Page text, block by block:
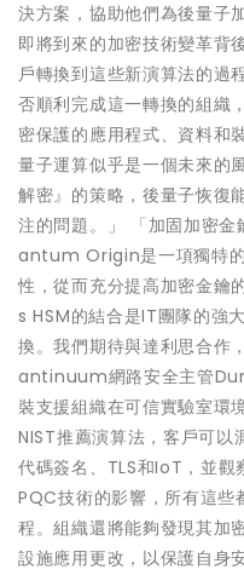
決方案，協助他們為後量子
即將到來的加密技術變革背
戶轉換到這些新演算法的過
否順利完成這一轉換的組織
密保護的應用程式、資料和
量子運算似乎是一個未來的
解密』的策略，後量子恢復
注的問題。」 「加固加密
antum Origin是一項獨特
性，從而充分提高加密金
s HSM的結合是IT團隊的強
換。我們期待與達利思合作
antinuum網路安全主管
裝支援組織在可信實驗室環
NIST推薦演算法，客戶可以
代碼簽名、TLS和IoT，並
PQC技術的影響，所有這些
程。組織還將能夠發現其加
設施應用更改，以保護自身